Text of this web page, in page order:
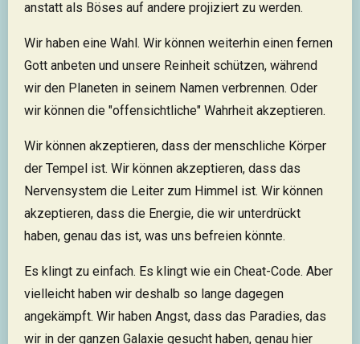
anstatt als Böses auf andere projiziert zu werden.
Wir haben eine Wahl. Wir können weiterhin einen fernen
Gott anbeten und unsere Reinheit schützen, während
wir den Planeten in seinem Namen verbrennen. Oder
wir können die "offensichtliche" Wahrheit akzeptieren.
Wir können akzeptieren, dass der menschliche Körper
der Tempel ist. Wir können akzeptieren, dass das
Nervensystem die Leiter zum Himmel ist. Wir können
akzeptieren, dass die Energie, die wir unterdrückt
haben, genau das ist, was uns befreien könnte.
Es klingt zu einfach. Es klingt wie ein Cheat-Code. Aber
vielleicht haben wir deshalb so lange dagegen
angekämpft. Wir haben Angst, dass das Paradies, das
wir in der ganzen Galaxie gesucht haben, genau hier